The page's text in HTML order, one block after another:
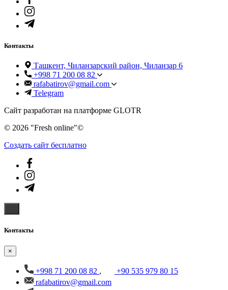
Контакты
Ташкент, Чиланзарский район, Чиланзар 6
+998 71 200 08 82
rafabatirov@gmail.com
Telegram
Сайт разработан на платформе GLOTR
© 2026 "Fresh online"©️
Создать cайт бесплатно
Контакты
×
+998 71 200 08 82 ,
+90 535 979 80 15
rafabatirov@gmail.com